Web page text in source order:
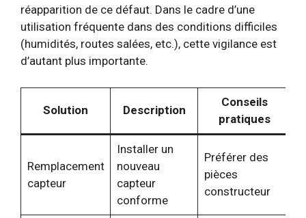
réapparition de ce défaut. Dans le cadre d’une
utilisation fréquente dans des conditions difficiles
(humidités, routes salées, etc.), cette vigilance est
d’autant plus importante.
Solution Description
Conseils
pratiques
Remplacement
capteur
Installer un
nouveau
capteur
conforme
Préférer des
pièces
constructeur